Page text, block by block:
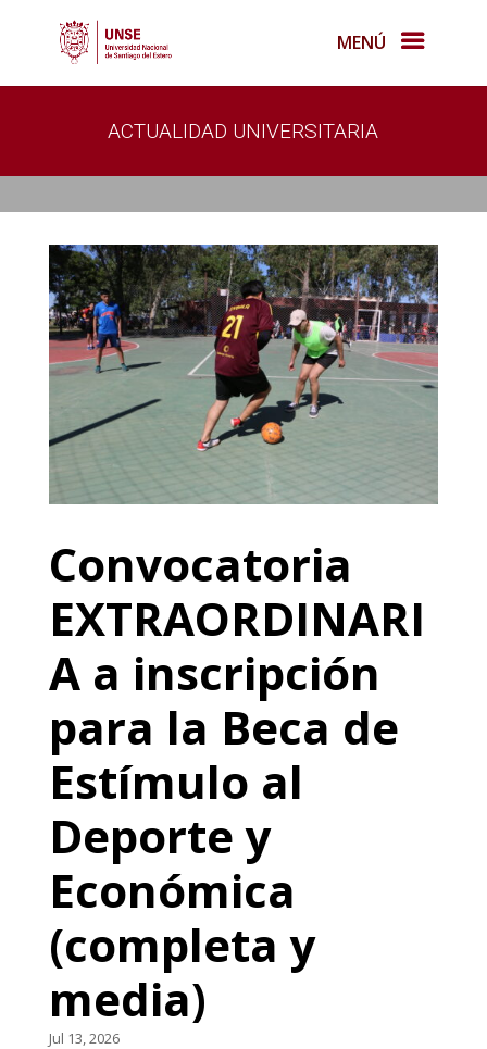
MENÚ
ACTUALIDAD UNIVERSITARIA
Convocatoria
EXTRAORDINARI
A a inscripción
para la Beca de
Estímulo al
Deporte y
Económica
(completa y
media)
Jul 13, 2026